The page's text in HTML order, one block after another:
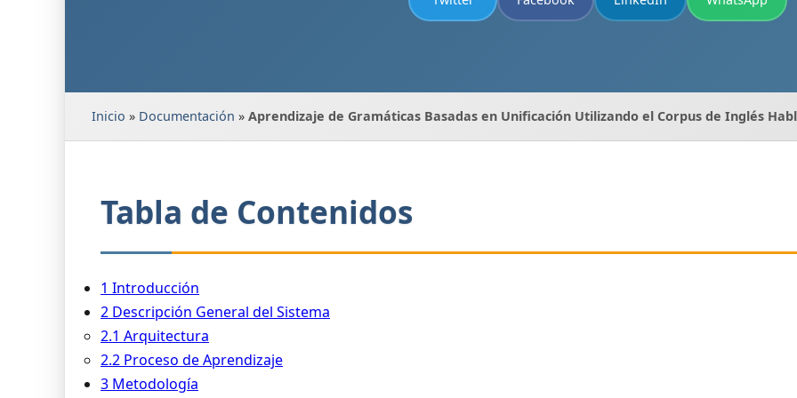
Inicio » Documentación » Aprendizaje de Gramáticas Basadas en Unificación Utilizando el Corpus de Inglés
Tabla de Contenidos
1 Introducción
2 Descripción General del Sistema
2.1 Arquitectura
2.2 Proceso de Aprendizaje
3 Metodología